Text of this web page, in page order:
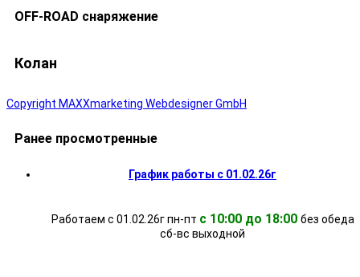
OFF-ROAD снаряжение
Колан
Copyright MAXXmarketing Webdesigner GmbH
Ранее просмотренные
График работы с 01.02.26г
Работаем с 01.02.26г пн-пт с 10:00 до 18:00 без обеда
cб-вс выходной